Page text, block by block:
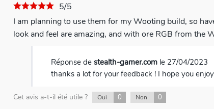
5/5
I am planning to use them for my Wooting build, so
look and feel are amazing, and with ore RGB from the
Réponse de stealth-gamer.com le 27/04/2023
thanks a lot for your feedback ! I hope you
Cet avis a-t-il été utile ? Oui 0 Non 0